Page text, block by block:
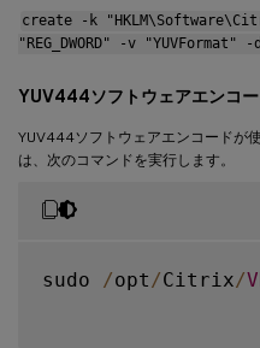
create -k
"REG_DWORD" -v
YUV444ソフトウェアエンコ
YUV444ソフトウェアエンコードが
は、次のコマンドを実行します。
sudo /opt /Citrix/